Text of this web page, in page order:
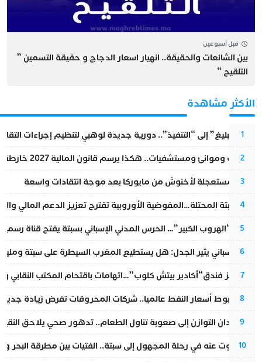
قبل أسبوعين
بين الشائعات والحقيقة.. انهيار اسعار الدجاج و حقيقة التسمين ”
التلقيح “
الأكثر مشاهدة
1
من “التبليغ” إلى “التنفيذ”.. دورية جديدة لوهبي لتنظيم إجراءات
2
قطارات وموانئ ومستشفيات.. هكذا يرسم قانون المالية 2027 خارطة المغرب المقبل
3
عودة مستعجلة لأخنوش من مايوركا بعد موجة انتقادات واسعة
4
أزمة سبتة المحتلة…المفوضية الأوروبية تقترح تعزيز الدعم المالي
5
عملية “الهروب الكبير”… الحرس المدني الإسباني بسبتة يفتح قناة
6
تقرير إسباني يثير الجدل: هل يستطيع المغرب السيطرة على سبتة
7
أزمة تهز فندق“أكادير بيتش كلوب”…اتهامات باقتحام المكتب النقابي
8
رغم هبوط أسعار النفط عالميا.. شركات المحروقات تفرض زيادة
9
من فقدان التوازن إلى صعوبة تناول الطعام.. تدهور صحي يلاحق النقيب
10
المسكوت عنه في رحلة المجهول إلى سبتة.. الفتيات بين مطرقة البحر